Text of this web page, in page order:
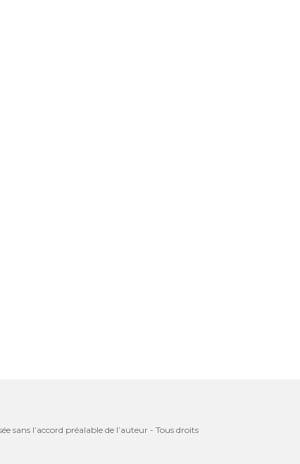
sans l’accord préalable de l’auteur - Tous droits